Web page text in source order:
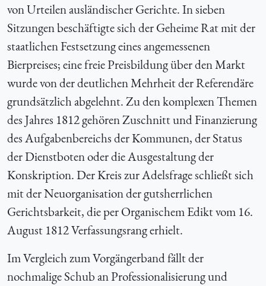
von Urteilen ausländischer Gerichte. In sieben
Sitzungen beschäftigte sich der Geheime Rat mit der
staatlichen Festsetzung eines angemessenen
Bierpreises; eine freie Preisbildung über den Markt
wurde von der deutlichen Mehrheit der Referendäre
grundsätzlich abgelehnt. Zu den komplexen Themen
des Jahres 1812 gehören Zuschnitt und Finanzierung
des Aufgabenbereichs der Kommunen, der Status
der Dienstboten oder die Ausgestaltung der
Konskription. Der Kreis zur Adelsfrage schließt sich
mit der Neuorganisation der gutsherrlichen
Gerichtsbarkeit, die per Organischem Edikt vom 16.
August 1812 Verfassungsrang erhielt.
Im Vergleich zum Vorgängerband fällt der
nochmalige Schub an Professionalisierung und